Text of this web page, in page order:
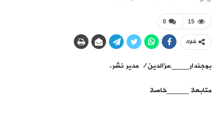
0 15
شارك
بوجندار____عزالدين/ مدير نشر.
متابعة _____خاصة